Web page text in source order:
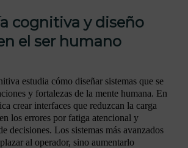
cognitiva y diseño
el ser humano
estudia cómo diseñar sistemas que se
y fortalezas de la mente humana. En
crear interfaces que reduzcan la carga
los errores por fatiga atencional y
decisiones. Los sistemas más avanzados
al operador, sino aumentarlo